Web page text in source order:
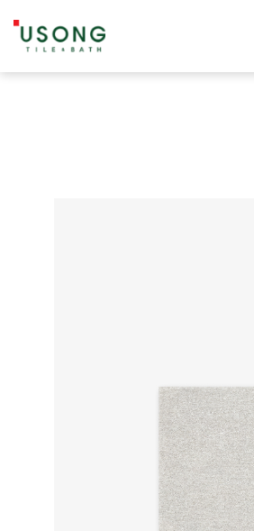
유송타일 & 바스